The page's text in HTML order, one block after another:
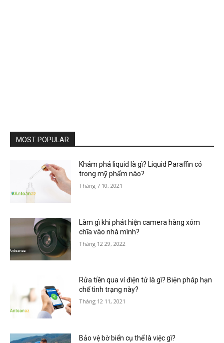
MOST POPULAR
Khám phá liquid là gì? Liquid Paraffin có
trong mỹ phẩm nào?
Tháng 7 10, 2021
Làm gì khi phát hiện camera hàng xóm
chĩa vào nhà mình?
Tháng 12 29, 2022
Rửa tiền qua ví điện tử là gì? Biện pháp hạn
chế tình trạng này?
Tháng 12 11, 2021
Bảo vệ bờ biển cụ thể là việc gì?